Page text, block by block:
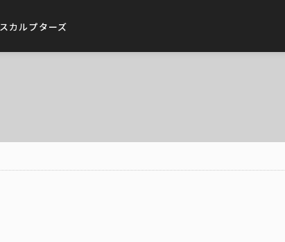
スカルプターズ